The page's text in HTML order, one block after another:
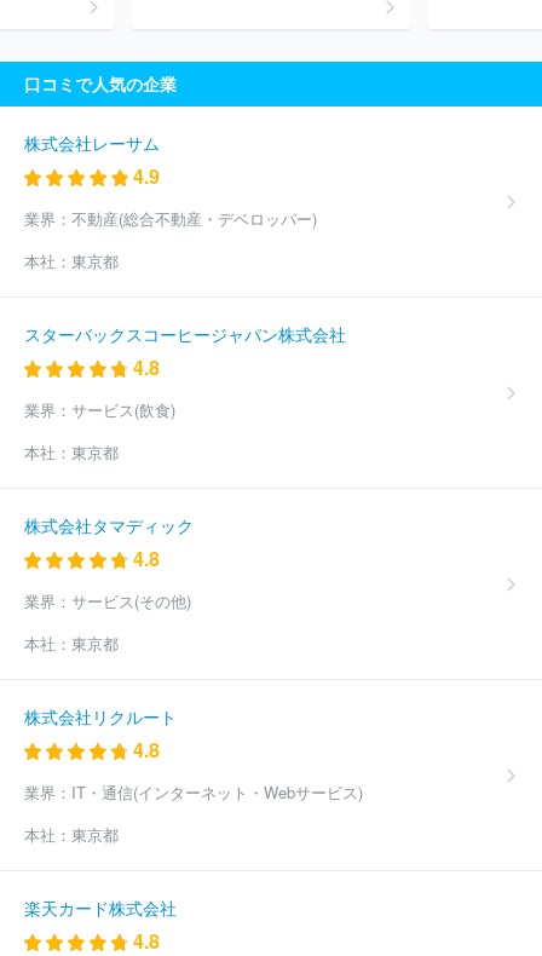
社ホテル、ニューグランド
株式会社テェルウィ
ード・ジャパン株式会社
株式会社トヨタアメニティ
株式会社ホ
テルはまのゆ
株式会社海士
中沢ヴィレッジ
ほか(2083件)
口コミで人気の企業
株式会社レーサム
4.9
業界： 不動産(総合不動産・デベロッパー)
本社： 東京都
スターバックスコーヒージャパン株式会社
4.8
業界： サービス(飲食)
本社： 東京都
株式会社タマディック
4.8
業界： サービス(その他)
本社： 東京都
株式会社リクルート
4.8
業界： IT・通信(インターネット・Webサービス)
本社： 東京都
楽天カード株式会社
4.8